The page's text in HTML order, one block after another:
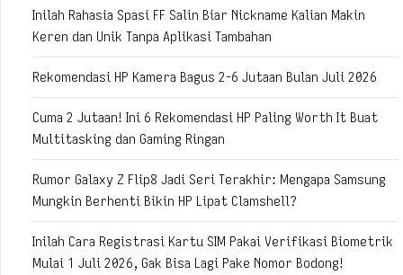
Inilah Rahasia Spasi FF Salin Biar Nickname Kalian Makin
Keren dan Unik Tanpa Aplikasi Tambahan
Rekomendasi HP Kamera Bagus 2-6 Jutaan Bulan Juli 2026
Cuma 2 Jutaan! Ini 6 Rekomendasi HP Paling Worth It Buat
Multitasking dan Gaming Ringan
Rumor Galaxy Z Flip8 Jadi Seri Terakhir: Mengapa Samsung
Mungkin Berhenti Bikin HP Lipat Clamshell?
Inilah Cara Registrasi Kartu SIM Pakai Verifikasi Biometrik
Mulai 1 Juli 2026, Gak Bisa Lagi Pake Nomor Bodong!